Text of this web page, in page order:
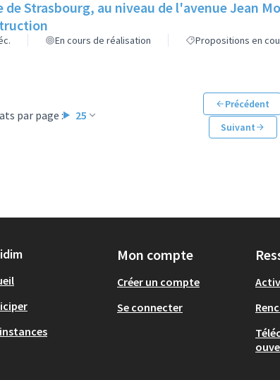
de Strasbourg, au niveau de l'avenue Jean
En cours de réalisation Propositions en
par page : 25
Précédent
Suivant
Mon compte
Créer un compte
Se connecter